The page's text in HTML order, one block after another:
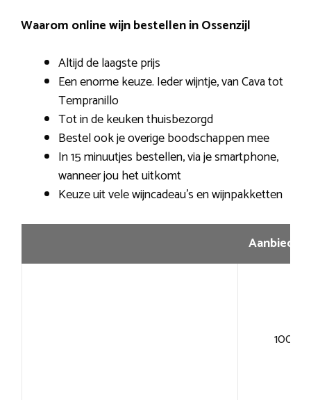
Waarom online wijn bestellen in Ossenzijl
Altijd de laagste prijs
Een enorme keuze. Ieder wijntje, van Cava tot
Tempranillo
Tot in de keuken thuisbezorgd
Bestel ook je overige boodschappen mee
In 15 minuutjes bestellen, via je smartphone,
wanneer jou het uitkomt
Keuze uit vele wijncadeau’s en wijnpakketten
100+